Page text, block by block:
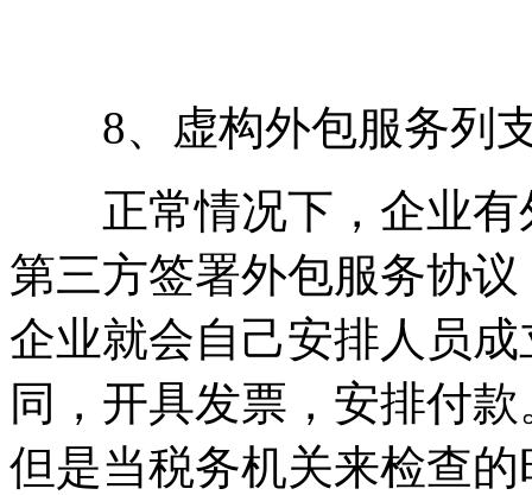
8、虚构外包服务列
正常情况下，企业有
第三方签署外包服务协
企业就会自己安排人员
同，开具发票，安排付
但是当税务机关来检查